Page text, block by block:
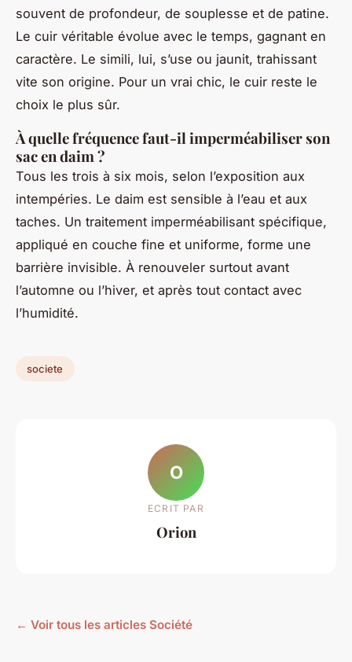
souvent de profondeur, de souplesse et de patine.
Le cuir véritable évolue avec le temps, gagnant en
caractère. Le simili, lui, s’use ou jaunit, trahissant
vite son origine. Pour un vrai chic, le cuir reste le
choix le plus sûr.
À quelle fréquence faut-il imperméabiliser son
sac en daim ?
Tous les trois à six mois, selon l’exposition aux
intempéries. Le daim est sensible à l’eau et aux
taches. Un traitement imperméabilisant spécifique,
appliqué en couche fine et uniforme, forme une
barrière invisible. À renouveler surtout avant
l’automne ou l’hiver, et après tout contact avec
l’humidité.
societe
O
ECRIT PAR
Orion
← Voir tous les articles Société